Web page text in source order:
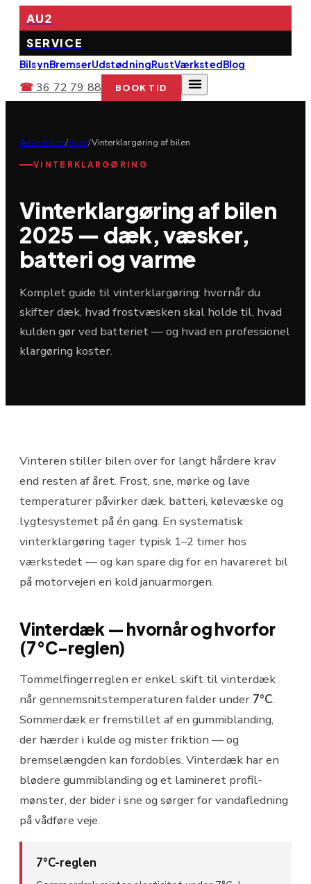
AU2
SERVICE
BilsynBremserUdstødningRustVærkstedBlog
☎36 72 79 88 BOOK TID
Au2service/Blog/Vinterklargøring af bilen
VINTERKLARGØRING
Vinterklargøring af bilen
2025 — dæk, væsker,
batteri og varme
Komplet guide til vinterklargøring: hvornår du
skifter dæk, hvad frostvæsken skal holde til, hvad
kulden gør ved batteriet — og hvad en professionel
klargøring koster.
Vinteren stiller bilen over for langt hårdere krav
end resten af året. Frost, sne, mørke og lave
temperaturer påvirker dæk, batteri, kølevæske og
lygtesystemet på én gang. En systematisk
vinterklargøring tager typisk 1–2 timer hos
værkstedet — og kan spare dig for en havareret bil
på motorvejen en kold januarmorgen.
Vinterdæk — hvornår og hvorfor
(7°C-reglen)
Tommelfingerreglen er enkel: skift til vinterdæk
når gennemsnitstemperaturen falder under 7°C.
Sommerdæk er fremstillet af en gummiblanding,
der hærder i kulde og mister friktion — og
bremselængden kan fordobles. Vinterdæk har en
blødere gummiblanding og et lamineret profil-
mønster, der bider i sne og sørger for vandafledning
på vådføre veje.
7°C-reglen